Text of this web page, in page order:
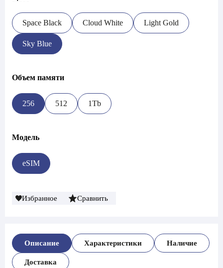
Space Black Cloud White Light Gold
Sky Blue
Объем памяти
256 512 1Tb
Модель
eSIM
Избранное Сравнить
Описание Характеристики Наличие
Доставка